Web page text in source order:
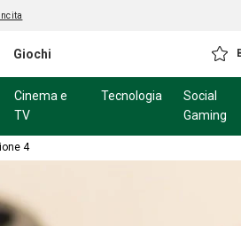
Giochi
Cinema e
TV
Tecnologia
Social
Gaming
4